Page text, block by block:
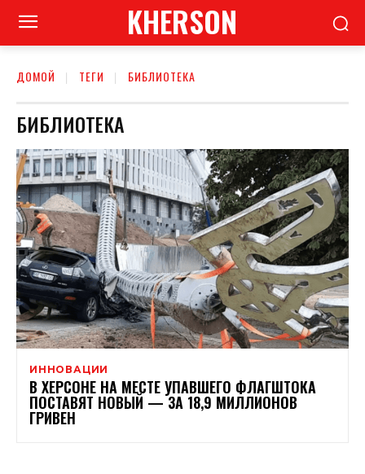
KHERSON
ДОМОЙ ТЕГИ БИБЛИОТЕКА
БИБЛИОТЕКА
ИННОВАЦИИ
В ХЕРСОНЕ НА МЕСТЕ УПАВШЕГО ФЛАГШТОКА
ПОСТАВЯТ НОВЫЙ — ЗА 18,9 МИЛЛИОНОВ
ГРИВЕН